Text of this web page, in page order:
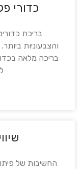
כדורי
בריכת
והצבעוניות
בריכה מלאה
החשיבות של